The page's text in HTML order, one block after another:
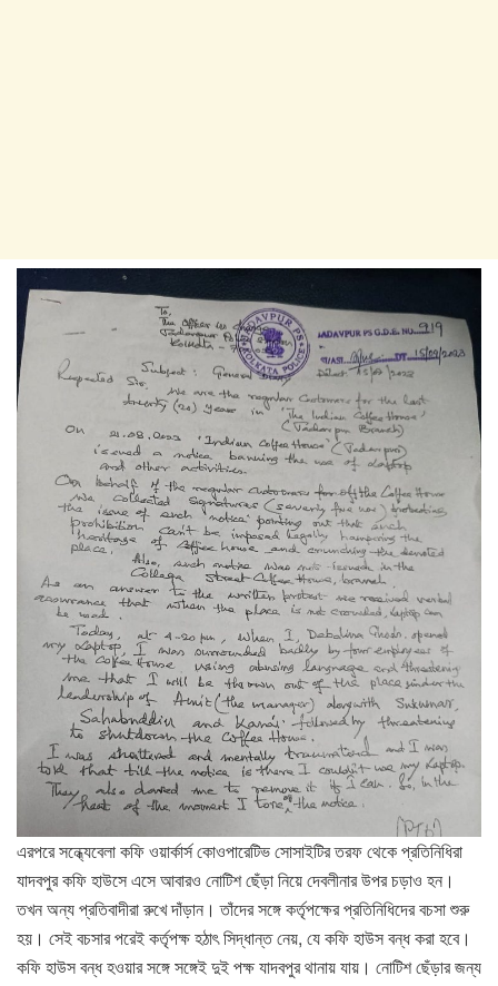
এরপরে সন্ধ্যেবেলা কফি ওয়ার্কার্স কোওপারেটিভ সোসাইটির তরফ থেকে প্রতিনিধিরা
যাদবপুর কফি হাউসে এসে আবারও নোটিশ ছেঁড়া নিয়ে দেবলীনার উপর চড়াও হন।
তখন অন্য প্রতিবাদীরা রুখে দাঁড়ান। তাঁদের সঙ্গে কর্তৃপক্ষের প্রতিনিধিদের বচসা শুরু
হয়। সেই বচসার পরেই কর্তৃপক্ষ হঠাৎ সিদ্ধান্ত নেয়, যে কফি হাউস বন্ধ করা হবে।
কফি হাউস বন্ধ হওয়ার সঙ্গে সঙ্গেই দুই পক্ষ যাদবপুর থানায় যায়। নোটিশ ছেঁড়ার জন্য